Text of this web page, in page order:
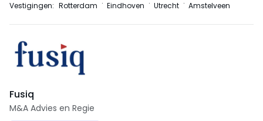
Vestigingen: Rotterdam Eindhoven Utrecht Amstelveen
Fusiq
M&A Advies en Regie